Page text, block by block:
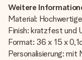
Weitere
Material:
Finish: kratzfest und
Format: 36 x 15 x
Personalisierung: mit